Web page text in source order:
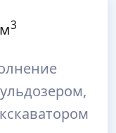
3